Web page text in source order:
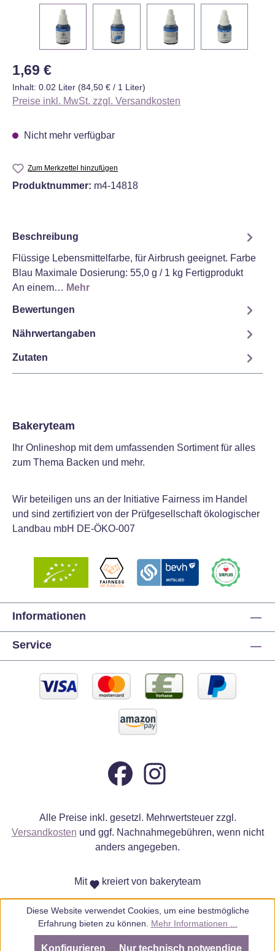
Regulärer Preis:
1,69 €
Inhalt: 0.02 Liter (84,50 € / 1 Liter)
Preise inkl. MwSt. zzgl. Versandkosten
Nicht mehr verfügbar
Zum Merkzettel hinzufügen
Produktnummer: m4-14818
Beschreibung
Flüssige Lebensmittelfarbe, für Airbrush geeignet. Farbe
Blau Maximale Dosierung: 55,0 g / 1 kg Fertigprodukt
An einem… Mehr
Bewertungen
Nährwertangaben
Zutaten
Bakeryteam
Ihr Onlineshop mit dem umfassenden Sortiment für alles
zum Thema Backen und mehr.
Wir beteiligen uns an der Initiative Fairness im Handel
und sind zertifiziert von der Prüfgesellschaft ökologischer
Landbau mbH DE-ÖKO-007
Informationen
Service
Alle Preise inkl. gesetzl. Mehrwertsteuer zzgl.
Versandkosten und ggf. Nachnahmegebühren, wenn nicht
anders angegeben.
Mit kreiert von bakeryteam
Diese Website verwendet Cookies, um eine bestmögliche
Erfahrung bieten zu können. Mehr Informationen ...
Nur technisch notwendige
Konfigurieren